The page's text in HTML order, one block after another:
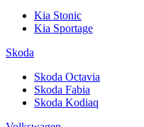
Kia Stonic
Kia Sportage
Skoda
Skoda Octavia
Skoda Fabia
Skoda Kodiaq